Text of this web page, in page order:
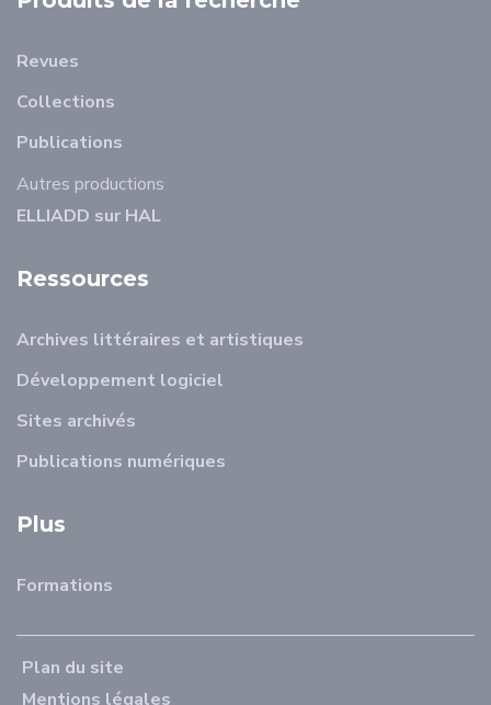
Revues
Collections
Publications
Autres productions
ELLIADD sur HAL
Ressources
Archives littéraires et artistiques
Développement logiciel
Sites archivés
Publications numériques
Plus
Formations
Plan du site
Mentions légales